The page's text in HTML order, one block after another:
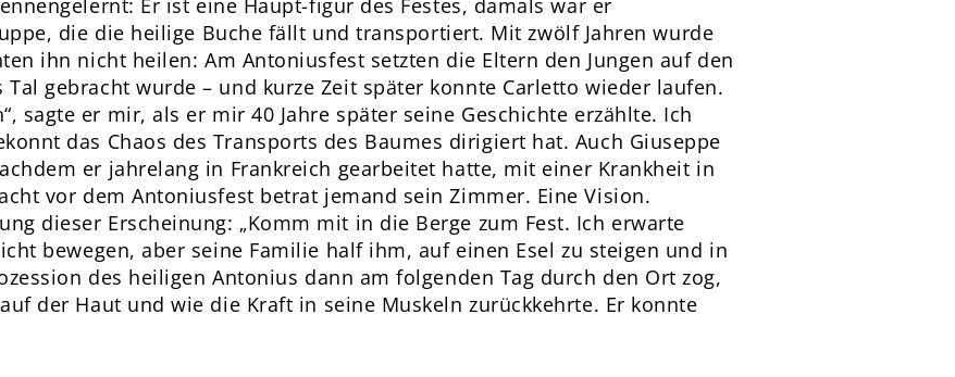
Er ist eine Haupt-figur des Festes, damals war er
die die heilige Buche fällt und transportiert. Mit zwölf Jahren wurde
ihn nicht heilen: Am Antoniusfest setzten die Eltern den Jungen auf den
gebracht wurde – und kurze Zeit später konnte Carletto wieder laufen.
sagte er mir, als er mir 40 Jahre später seine Geschichte erzählte. Ich
das Chaos des Transports des Baumes dirigiert hat. Auch Giuseppe
er jahrelang in Frankreich gearbeitet hatte, mit einer Krankheit in
vor dem Antoniusfest betrat jemand sein Zimmer. Eine Vision.
dieser Erscheinung: „Komm mit in die Berge zum Fest. Ich erwarte
bewegen, aber seine Familie half ihm, auf einen Esel zu steigen und in
des heiligen Antonius dann am folgenden Tag durch den Ort zog,
der Haut und wie die Kraft in seine Muskeln zurückkehrte. Er konnte